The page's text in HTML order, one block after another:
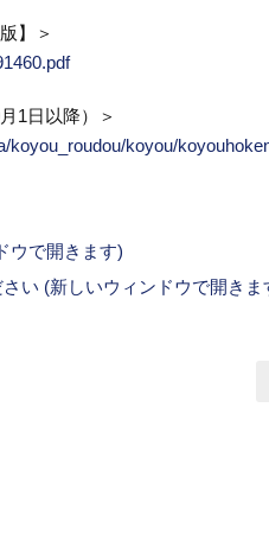
】＞
1日以降）＞
koyou_roudou/koyou/
ウで開きます)
い (新しいウィンドウで開きま